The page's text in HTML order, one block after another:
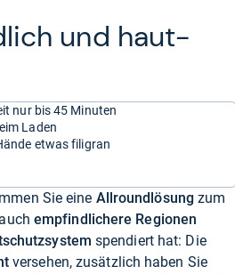
und haut­
nur bis 45 Minuten
Laden
etwas filigran
Sie eine Allroundlösung zum
empfindlichere Regionen
spendiert hat: Die
versehen, zusätzlich haben Sie